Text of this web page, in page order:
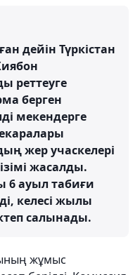
дейін Түркістан
реттеуге
берген
мекендерге
жер учаскелері
жасалды.
6 ауыл табиғи
келесі жылы
салынады.
жұмыс